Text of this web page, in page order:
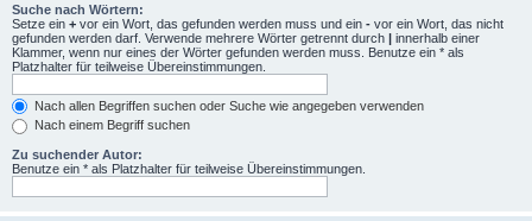
Suche nach Wörtern:
Setze ein + vor ein Wort, das gefunden werden muss und ein - vor ein Wort, das nicht
gefunden werden darf. Verwende mehrere Wörter getrennt durch | innerhalb einer
Klammer, wenn nur eines der Wörter gefunden werden muss. Benutze ein * als
Platzhalter für teilweise Übereinstimmungen.
Nach allen Begriffen suchen oder Suche wie angegeben verwenden
Nach einem Begriff suchen
Zu suchender Autor:
Benutze ein * als Platzhalter für teilweise Übereinstimmungen.